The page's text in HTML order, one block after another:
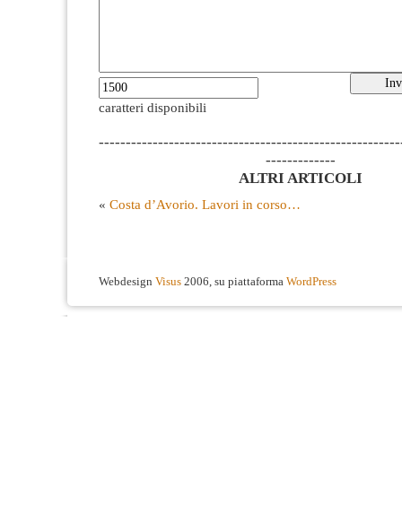
caratteri disponibili
-------------
ALTRI ARTICOLI
« Costa d’Avorio. Lavori in corso…
Webdesign Visus 2006, su piattaforma WordPress